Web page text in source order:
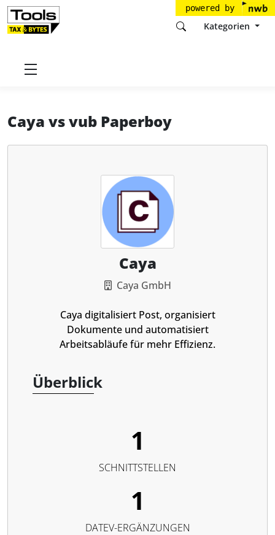
powered by
Kategorien
Startseite
Caya vsvub Paperboy
Caya
Caya GmbH
Caya digitalisiert Post, organisiert
Dokumente und automatisiert
Arbeitsabläufe für mehr Effizienz.
Überblick
1
SCHNITTSTELLEN
1
DATEV-ERGÄNZUNGEN